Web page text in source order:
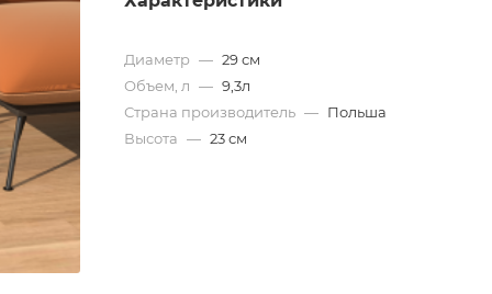
Диаметр — 29 см
Объем, л — 9,3л
Страна производитель — Польша
Высота — 23 см